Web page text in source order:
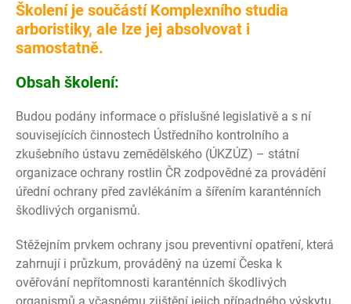
Školení je součástí Komplexního studia
arboristiky, ale lze jej absolvovat i
samostatně.
Obsah školení:
Budou podány informace o příslušné legislativě a s ní
souvisejících činnostech Ústředního kontrolního a
zkušebního ústavu zemědělského (ÚKZÚZ) – státní
organizace ochrany rostlin ČR zodpovědné za provádění
úřední ochrany před zavlékáním a šířením karanténních
škodlivých organismů.
Stěžejním prvkem ochrany jsou preventivní opatření, která
zahrnují i průzkum, prováděný na území Česka k
ověřování nepřítomnosti karanténních škodlivých